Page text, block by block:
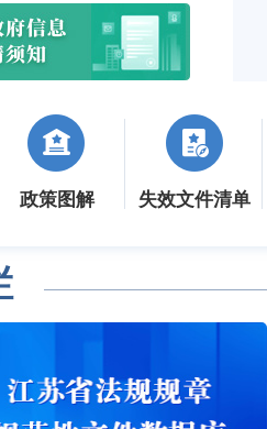
政策图解 失效文件清单